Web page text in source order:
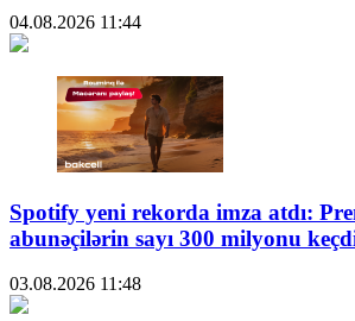
04.08.2026 11:44
Spotify yeni rekorda imza atdı:
abunəçilərin sayı 300 milyonu
03.08.2026 11:48